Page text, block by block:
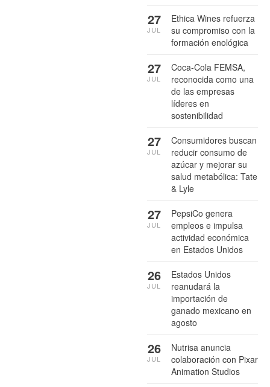
Ethica Wines refuerza
su compromiso con la
formación enológica
27
JUL
Coca-Cola FEMSA,
reconocida como una
de las empresas
líderes en
sostenibilidad
27
JUL
Consumidores buscan
reducir consumo de
azúcar y mejorar su
salud metabólica: Tate
& Lyle
27
JUL
PepsiCo genera
empleos e impulsa
actividad económica
en Estados Unidos
27
JUL
Estados Unidos
reanudará la
importación de
ganado mexicano en
agosto
26
JUL
Nutrisa anuncia
colaboración con Pixar
Animation Studios
26
JUL